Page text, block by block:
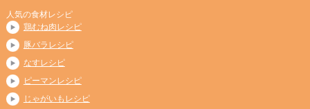
人気の食材レシピ
鶏むね肉レシピ
豚バラレシピ
なすレシピ
ピーマンレシピ
じゃがいもレシピ